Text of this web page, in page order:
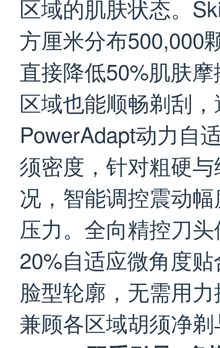
区域的肌肤状态。
方厘米分布500,000
直接降低50%肌肤
区域也能顺畅剃刮
PowerAdapt动力自
须密度，针对粗硬
况，智能调控震动
压力。全向精控刀
20%自适应微角度
脸型轮廓，无需用
兼顾各区域胡须净